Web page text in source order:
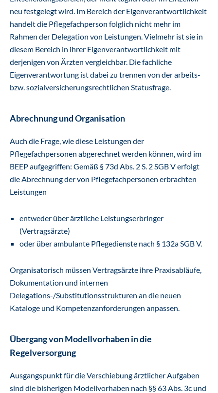
neu festgelegt wird. Im Bereich der Eigenverantwortlichkeit
handelt die Pflegefachperson folglich nicht mehr im
Rahmen der Delegation von Leistungen. Vielmehr ist sie in
diesem Bereich in ihrer Eigenverantwortlichkeit mit
derjenigen von Ärzten vergleichbar. Die fachliche
Eigenverantwortung ist dabei zu trennen von der arbeits-
bzw. sozialversicherungsrechtlichen Statusfrage.
Abrechnung und Organisation
Auch die Frage, wie diese Leistungen der
Pflegefachpersonen abgerechnet werden können, wird im
BEEP aufgegriffen: Gemäß § 73d Abs. 2 S. 2 SGB V erfolgt
die Abrechnung der von Pflegefachpersonen erbrachten
Leistungen
entweder über ärztliche Leistungserbringer
(Vertragsärzte)
oder über ambulante Pflegedienste nach § 132a SGB V.
Organisatorisch müssen Vertragsärzte ihre Praxisabläufe,
Dokumentation und internen
Delegations-/Substitutionsstrukturen an die neuen
Kataloge und Kompetenzanforderungen anpassen.
Übergang von Modellvorhaben in die
Regelversorgung
Ausgangspunkt für die Verschiebung ärztlicher Aufgaben
sind die bisherigen Modellvorhaben nach §§ 63 Abs. 3c und